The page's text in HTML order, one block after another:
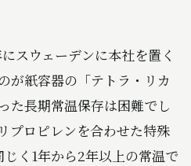
スウェーデンに本社を置く
が紙容器の「テトラ・リカ
た長期常温保存は困難でし
プロピレンを合わせた特殊
く1年から2年以上の常温で